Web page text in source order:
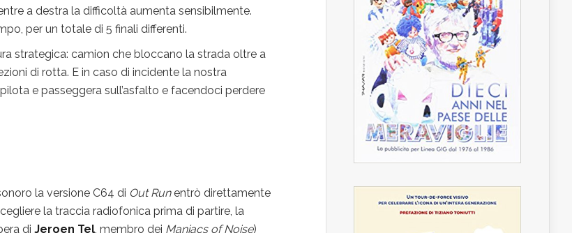
a destra la difficoltà aumenta sensibilmente.
per un totale di 5 finali differenti.
strategica: camion che bloccano la strada oltre a
di rotta. E in caso di incidente la nostra
e passeggera sull’asfalto e facendoci perdere
la versione C64 di Out Runentrò direttamente
la traccia radiofonica prima di partire, la
di Jeroen Tel , membro dei Maniacs of Noise)